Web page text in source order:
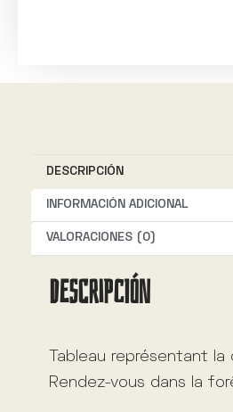
a
t
i
DESCRIPCIÓN
INFORMACIÓN ADICIONAL
VALORACIONES (0)
DESCRIPCIÓN
Tableau représentant
Rendez-vous dans la